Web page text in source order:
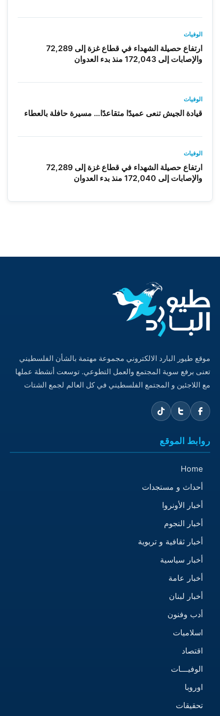
الوفيات
ارتفاع حصيلة الشهداء في قطاع غزة إلى 72,289
والإصابات إلى 172,043 منذ بدء العدوان
الوفيات
قيادة الجيش تنعى عميدًا متقاعدًا… مسيرة حافلة بالعطاء
الوفيات
ارتفاع حصيلة الشهداء في قطاع غزة إلى 72,289
والإصابات إلى 172,040 منذ بدء العدوان
موقع طيور البارد الالكتروني مجموعة مهتمة بالشأن الفلسطيني
تعنى برفع سوية المجتمع والعمل التطوعي. توسعت أنشطة عملها
مع اللاجئين و المجتمع الفلسطيني في كل العالم لجمع الشتات
روابط الموقع
Home
أحداث و مستجدات
أخبار الأونروا
أخبار النجوم
أخبار ثقافية و تربوية
أخبار سياسية
أخبار عامة
أخبار لبنان
أدب وفنون
اسلاميات
اقتصاد
الوفيـــات
اوروبا
تحقيقات